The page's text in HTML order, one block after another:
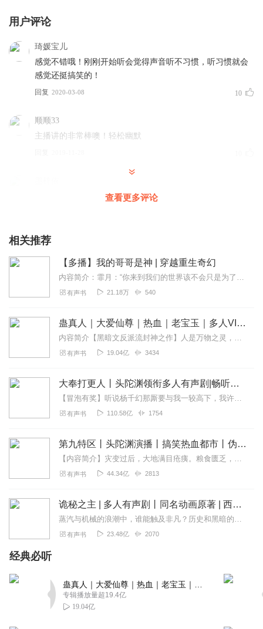
用户评论
琦媛宝儿
感觉不错哦！刚刚开始听会觉得声音听不习惯，听习惯就会
感觉还挺搞笑的！
回复 2020-03-08 10
顺顺33
主播讲的非常棒噢！轻松幽默
10分给主播大大，至于这书嘛，差评，女主弱不说，还没什
回复
喵喵都被用了
很好笑，听着很轻松，挺多虐的听这个简直太开心了，值得
一听哦
轻松搞笑，主播角色扮演的挺好的！
lee永永日
女播声音挺好听，风趣横生，甜美又传神，虽然书不咋的
似流年啊
真搞不懂，开了这么多专辑，怎么不出一个收费的。都有72
2020-03-27 3
蠢！举个例子吧，就是第五章，咱就是说好女主她有没有点
儿脑子？他不都早就知道这是修仙界了吗？就算不知道，凭
借着巨大的妖兽和御剑飞行这点就可以很轻易的判断出来，
好不好？重点还不在这里，女主竟然还想去问，别人他该怎
查看更多评论
相关推荐
【多播】我的哥哥是神 | 穿越重生奇幻
内容简介：霏月：“你来到我们的世界该不会只是为了折腾我吧？”艾菲阳：“确实是想折腾你，不过是未来复活之后的你！”现代宅女外加女汉子的高材生霏月，因一场车祸，穿越...
有声书 21.18万 540
蛊真人｜大爱仙尊｜热血｜老宝玉｜多人VIP免费有声剧
内容简介【黑暗文反派流封神之作】人是万物之灵，蛊是天地真精。一个穿越者不断重生的故事。一个养蛊、炼蛊、用蛊的奇特世界。配音组（男角色）老宝玉旁白...
有声书 19.04亿 3434
大奉打更人丨头陀渊领衔多人有声剧|畅听全集|王鹤棣、田曦薇主演影视剧原著|卖报小郎君
【冒泡有奖】听说杨千幻那厮要与我一较高下，我许七安要开始装叉了！快进入声音播放页戳下方输入框，冒个泡偷偷告诉我，我要用哪些诗词才能胜过他？说得好的，有赏！202...
有声书 110.58亿 1754
第九特区丨头陀渊演播丨搞笑热血都市丨伪戒丨VIP免费多人有声剧
【内容简介】灾变过后，大地满目疮痍。粮食匮乏，资源紧俏，局势混乱……一位从待规划区杀出来的青年，背对着漫天黄沙，孤身来到九区谋生，却不曾想偶然结识三五好友，一念...
有声书 44.34亿 2813
诡秘之主 | 多人有声剧丨同名动画原著 | 西幻克苏鲁 | 乌贼作品
蒸汽与机械的浪潮中，谁能触及非凡？历史和黑暗的迷雾里，又是谁在耳语？我从诡秘中醒来，睁眼看见这个世界：枪械，大炮，巨舰，飞空艇，差分机；魔药，占卜，诅咒，倒吊人...
有声书 23.48亿 2070
经典必听
专辑播放量超19.4亿
19.04亿